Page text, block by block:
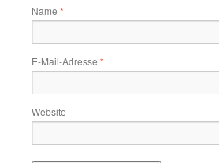
Name *
E-Mail-Adresse *
Website